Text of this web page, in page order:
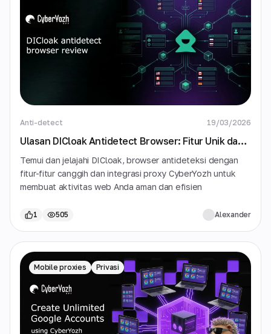
Anti-detect 19/03/2026
Ulasan DICloak Antidetect Browser: Fitur Unik dan
Kasus Penggunaan
Temui dan jelajahi DICloak, browser antideteksi dengan
fitur-fitur canggih dan integrasi proxy CyberYozh untuk
membuat aktivitas web Anda aman dan efisien
1 505 Alexander
Mobile proxies Privasi